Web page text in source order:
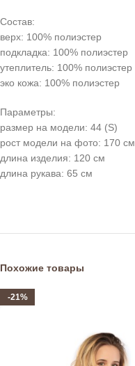
Состав:
верх: 100% полиэстер
подкладка: 100% полиэстер
утеплитель: 100% полиэстер
эко кожа: 100% полиэстер
Параметры:
размер на модели: 44 (S)
рост модели на фото: 170 см
длина изделия: 120 см
длина рукава: 65 см
Похожие товары
-21%